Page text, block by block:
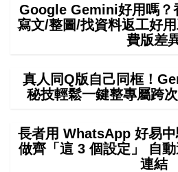
Google Gemini好用嗎？
寫文/整圖/找資料返工好
費版差
真人同Q版自己同框！
秘技輕鬆一鍵整專屬跨
長者用 WhatsApp 好易
做齊「這 3 個設定」 自
連結